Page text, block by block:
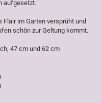
aufgesetzt.
im Garten versprüht und
schön zur Geltung kommt.
47 cm und 62 cm